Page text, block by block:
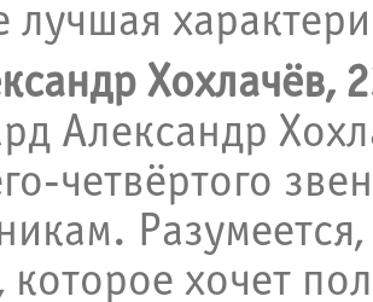
лучшая
Хохлачёв,
Александр
четвёртого
которое хочет